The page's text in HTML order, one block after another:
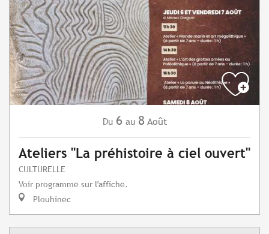
Du 6 au 8 Août
Ateliers "La préhistoire à ciel ouvert"
CULTURELLE
Voir programme sur l'affiche.
Plouhinec